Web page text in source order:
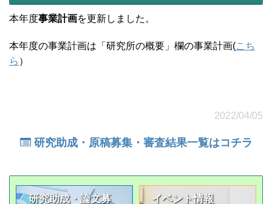
本年度事業計画を更新しました。
本年度の事業計画は「研究所の概要」欄の事業計画(こち
ら ）
2022/04/05
研究助成・原稿募集・審査結果一覧はコチラ
研究助成・論文募
イベント情報